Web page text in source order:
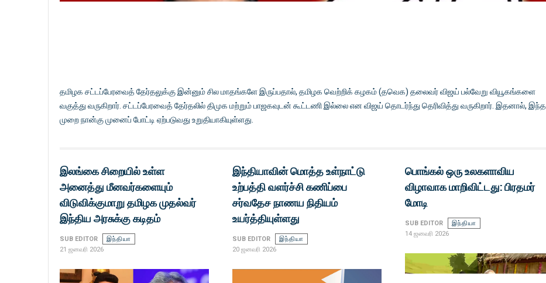
தமிழக சட்டப்பேரவைத் தேர்தலுக்கு இன்னும் சில மாதங்களே இருப்பதால், தமிழக வெற்றிக் கழகம் (தவெக) தலைவர் விஜய் பல்வேறு வியூகங்களை
வகுத்து வருகிறார். சட்டப்பேரவைத் தேர்தலில் திமுக மற்றும் பாஜகவுடன் கூட்டணி இல்லை என விஜய் தொடர்ந்து தெரிவித்து வருகிறார். இதனால், இந்த
முறை நான்கு முனைப் போட்டி ஏற்படுவது உறுதியாகியுள்ளது.
இலங்கை சிறையில் உள்ள
அனைத்து மீனவர்களையும்
விடுவிக்குமாறு தமிழக முதல்வர்
இந்திய அரசுக்கு கடிதம்
SUB EDITOR
இந்தியா
21 ஜனவரி 2026
இந்தியாவின் மொத்த உள்நாட்டு
உற்பத்தி வளர்ச்சி கணிப்பை
சர்வதேச நாணய நிதியம்
உயர்த்தியுள்ளது
SUB EDITOR
இந்தியா
20 ஜனவரி 2026
பொங்கல் ஒரு உலகளாவிய
விழாவாக மாறிவிட்டது: பிரதமர்
மோடி
SUB EDITOR
இந்தியா
14 ஜனவரி 2026